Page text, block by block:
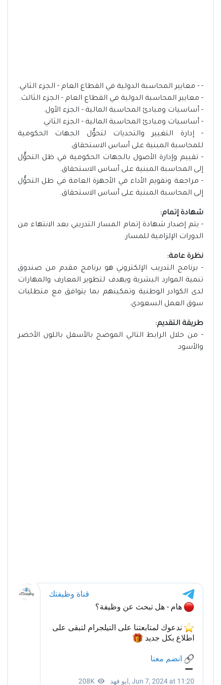
- - معايير المحاسبة الدولية في القطاع العام - الجزء الثاني.
- معايير المحاسبة الدولية في القطاع العام - الجزء الثالث.
- أساسيات ومبادئ المحاسبة المالية - الجزء الأول.
- أساسيات ومبادئ المحاسبة المالية - الجزء الثاني.
- إدارة التغيير والتحديات لتحوُّل الجهات الحكومية
للمحاسبة المبنية على أساس الاستحقاق.
- تقييم وإدارة الأصول بالجهات الحكومية في ظل التحوُّل
إلى المحاسبة المبنية على أساس الاستحقاق.
- مراجعة وتقويم الأداء في الأجهزة العامة في ظل التحوُّل
إلى المحاسبة المبنية على أساس الاستحقاق.
شهادة إتمام:
- يتم إصدار شهادة إتمام المسار التدريبي بعد الانتهاء من
الدورات الإلزامية للمسار.
نظرة عامة:
- برنامج التدريب الإلكتروني هو برنامج مقدم من صندوق
تنمية الموارد البشرية ويهدف لتطوير المعارف والمهارات
لدى الكوادر الوطنية وتمكينهم بما يتوافق مع متطلبات
سوق العمل السعودي.
طريقة التقديم:
- من خلال الرابط التالي الموضح بالأسفل باللون الأخضر
والأسود